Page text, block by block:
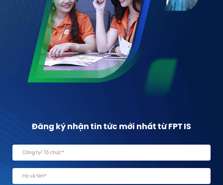
Đăng ký nhận tin tức mới nhất từ FPT IS
Công ty/ Tổ chức*
Họ và tên*